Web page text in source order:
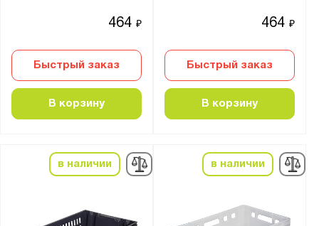
464₽
Быстрый заказ
В корзину
464₽
Быстрый заказ
В корзину
в наличии в наличии